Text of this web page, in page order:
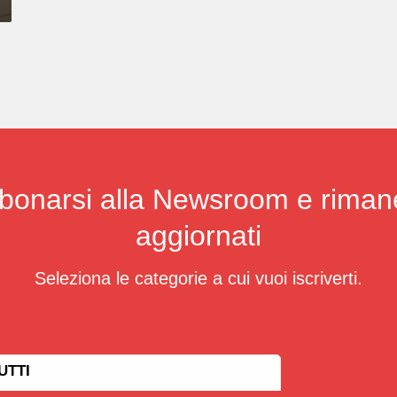
alla Newsroom e
aggiornati
Seleziona le categorie a cui vuoi iscriverti.